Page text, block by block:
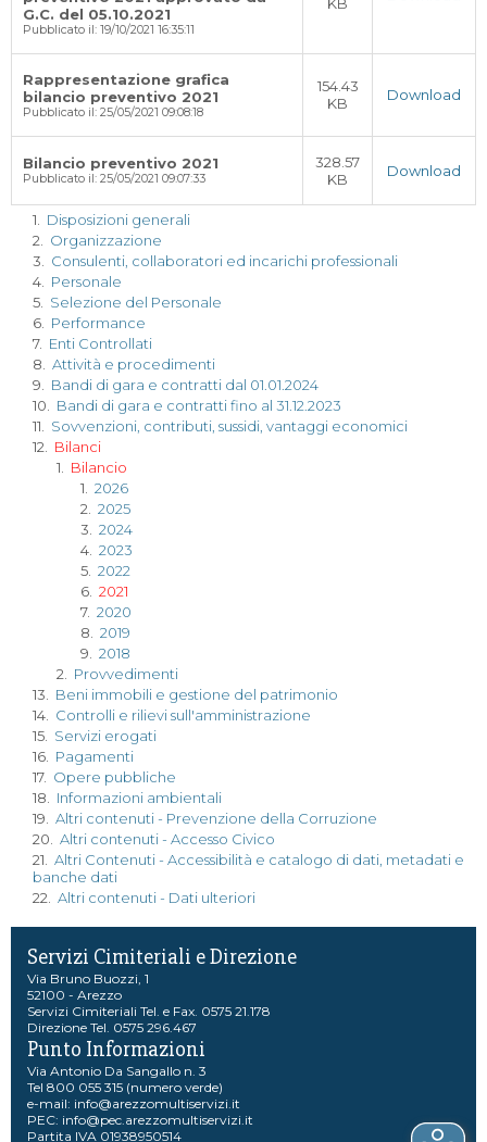
G.C. del 05.10.2021
Pubblicato il: 19/10/2021 16:35:11
Rappresentazione grafica
bilancio preventivo 2021
Pubblicato il: 25/05/2021 09:08:18
154.43
KB
Download
Bilancio preventivo 2021
Pubblicato il: 25/05/2021 09:07:33
328.57
KB
Download
1. Disposizioni generali
2. Organizzazione
3. Consulenti, collaboratori ed incarichi professionali
4. Personale
5. Selezione del Personale
6. Performance
7. Enti Controllati
8. Attività e procedimenti
9. Bandi di gara e contratti dal 01.01.2024
10. Bandi di gara e contratti fino al 31.12.2023
11. Sovvenzioni, contributi, sussidi, vantaggi economici
12. Bilanci
1. Bilancio
1. 2026
2. 2025
3. 2024
4. 2023
5. 2022
6. 2021
7. 2020
8. 2019
9. 2018
2. Provvedimenti
13. Beni immobili e gestione del patrimonio
14. Controlli e rilievi sull'amministrazione
15. Servizi erogati
16. Pagamenti
17. Opere pubbliche
18. Informazioni ambientali
19. Altri contenuti - Prevenzione della Corruzione
20. Altri contenuti - Accesso Civico
21. Altri Contenuti - Accessibilità e catalogo di dati, metadati e
banche dati
22. Altri contenuti - Dati ulteriori
Servizi Cimiteriali e Direzione
Via Bruno Buozzi, 1
52100 - Arezzo
Servizi Cimiteriali Tel. e Fax. 0575 21.178
Direzione Tel. 0575 296.467
Punto Informazioni
Via Antonio Da Sangallo n. 3
Tel 800 055 315 (numero verde)
e-mail: info@arezzomultiservizi.it
PEC: info@pec.arezzomultiservizi.it
Partita IVA 01938950514